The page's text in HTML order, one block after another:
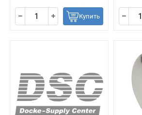
Купить